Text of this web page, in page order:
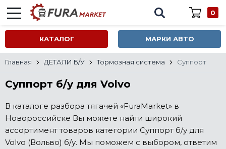
0
КАТАЛОГ МАРКИ АВТО
Главная ДЕТАЛИ Б/У Тормозная система Суппорт
Суппорт б/у для Volvo
В каталоге разбора тягачей «FuraMarket» в
Новороссийске Вы можете найти широкий
ассортимент товаров категории Суппорт б/у для
Volvo (Вольво) б/у. Мы поможем с выбором, ответим